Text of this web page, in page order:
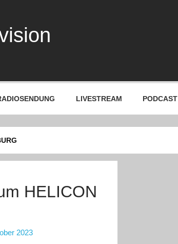
LIVESTREAM PODCAST
HELICON
2023